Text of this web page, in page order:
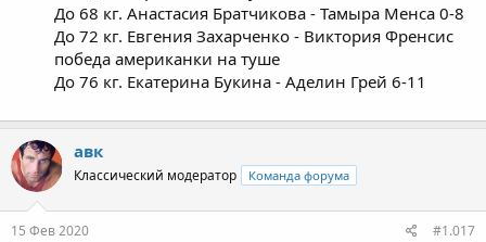
До 68 кг. Анастасия Братчикова - Тамыра Менса 0-8
До 72 кг. Евгения Захарченко - Виктория Френсис
победа американки на туше
До 76 кг. Екатерина Букина - Аделин Грей 6-11
авк
Классический модератор Команда форума
15 Фев 2020 #1.017